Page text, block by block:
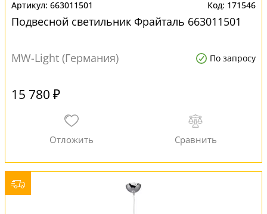
663011501 171546
Подвесной светильник Фрайталь 663011501
MW-Light (Германия) По запросу
15 780 ₽